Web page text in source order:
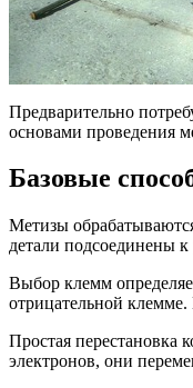
Предварительно
основами проведения
Базовые
Метизы
детали подсоединены
Выбор клемм
отрицательной клемме.
Простая перестановка
электронов, они